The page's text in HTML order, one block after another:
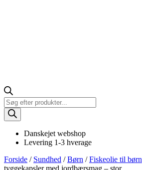
Products
search
Danskejet webshop
Levering 1-3 hverage
Forside / Sundhed /Børn /Fiskeolie til børn
tyggekapsler med jordbærsmag – stor